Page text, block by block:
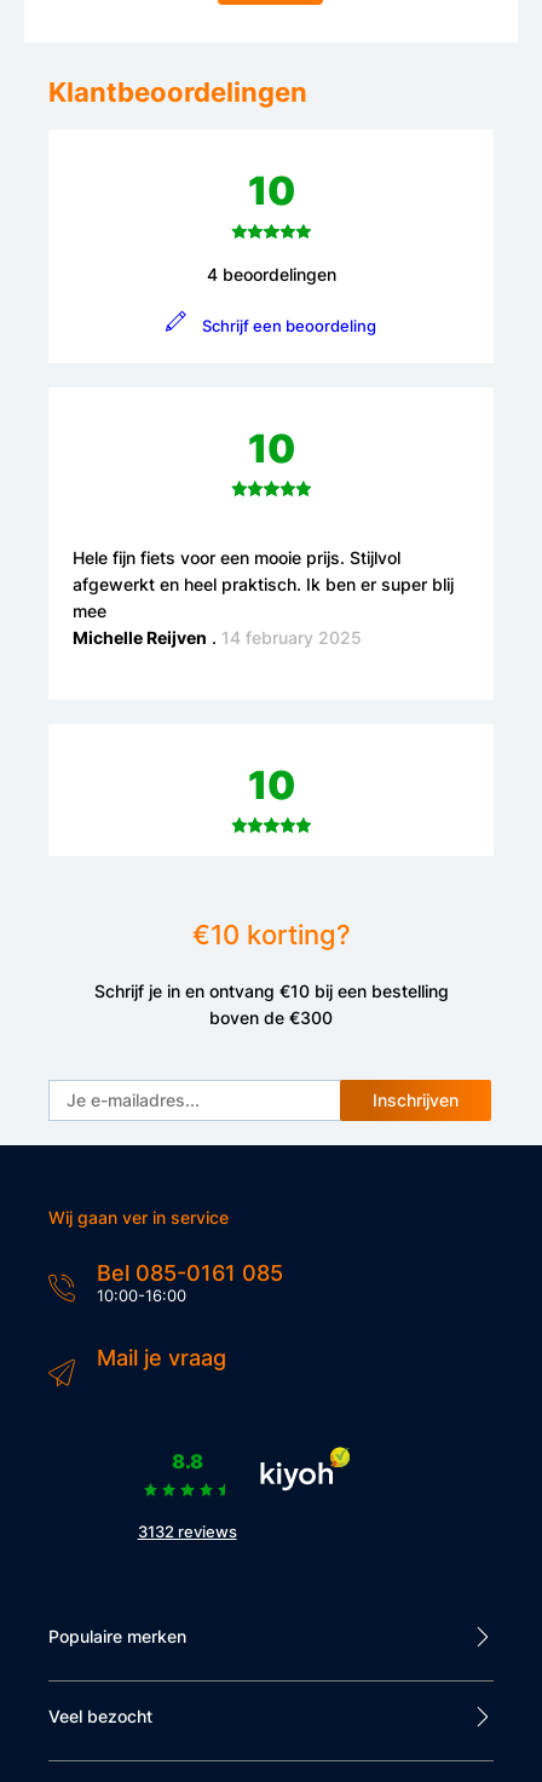
Klantbeoordelingen
10
4 beoordelingen
Schrijf een beoordeling
10
Hele fijn fiets voor een mooie prijs. Stijlvol
afgewerkt en heel praktisch. Ik ben er super blij
mee
Michelle Reijven . 14 february 2025
10
werd zeer goed afhehandeld
18 june 2024
10
Fiets is licht en rijd super lekker.
Sanne.09 may 2024
Netjes en snel geleverd.
€10 korting?
Schrijf je in en ontvang €10 bij een bestelling
boven de €300
Inschrijven
Wij gaan ver in service
Bel 085-0161 085
10:00-16:00
Mail je vraag
8.8
3132 reviews
Populaire merken
Veel bezocht